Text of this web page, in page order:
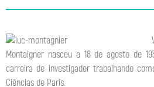
Montaigner nasceu a 18 de agosto de
carreira de investigador trabalhando
Ciências de Paris.